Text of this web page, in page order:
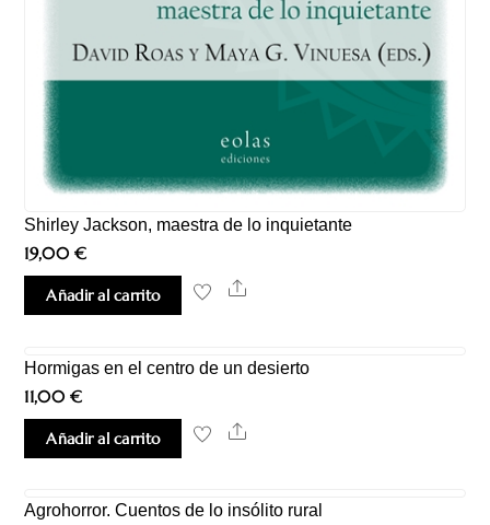
Shirley Jackson, maestra de lo inquietante
19,00€
Añadir al carrito Share
Hormigas en el centro de un desierto
11,00€
Añadir al carrito Share
Agrohorror. Cuentos de lo insólito rural